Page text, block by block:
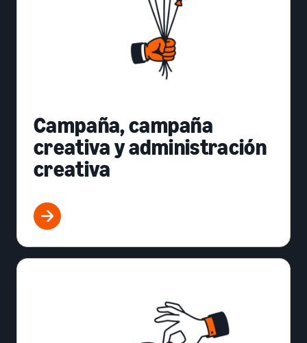
Campaña, campaña
creativa y administración
creativa